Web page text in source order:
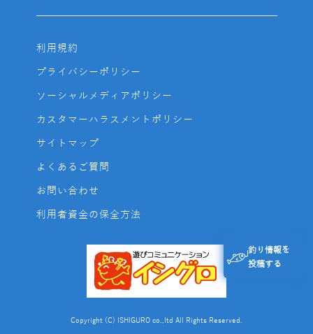
釣り情報を
投稿する
利用規約
プライバシーポリシー
ソーシャルメディアポリシー
カスタマーハラスメントポリシー
サイトマップ
よくあるご質問
お問い合わせ
利用者資金の保全方法
Copyright (C) ISHIGURO co.,ltd All Rights Reserved.